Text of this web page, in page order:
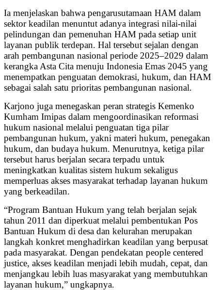
Ia menjelaskan bahwa pengarusutamaan HAM dalam
sektor keadilan menuntut adanya integrasi nilai-nilai
pelindungan dan pemenuhan HAM pada setiap unit
layanan publik terdepan. Hal tersebut sejalan dengan
arah pembangunan nasional periode 2025–2029 dalam
kerangka Asta Cita menuju Indonesia Emas 2045 yang
menempatkan penguatan demokrasi, hukum, dan HAM
sebagai salah satu prioritas pembangunan nasional.
Karjono juga menegaskan peran strategis Kemenko
Kumham Imipas dalam mengoordinasikan reformasi
hukum nasional melalui penguatan tiga pilar
pembangunan hukum, yakni materi hukum, penegakan
hukum, dan budaya hukum. Menurutnya, ketiga pilar
tersebut harus berjalan secara terpadu untuk
meningkatkan kualitas sistem hukum sekaligus
memperluas akses masyarakat terhadap layanan hukum
yang berkeadilan.
“Program Bantuan Hukum yang telah berjalan sejak
tahun 2011 dan diperkuat melalui pembentukan Pos
Bantuan Hukum di desa dan kelurahan merupakan
langkah konkret menghadirkan keadilan yang berpusat
pada masyarakat. Dengan pendekatan people centered
justice, akses keadilan menjadi lebih mudah, cepat, dan
menjangkau lebih luas masyarakat yang membutuhkan
layanan hukum,” ungkapnya.